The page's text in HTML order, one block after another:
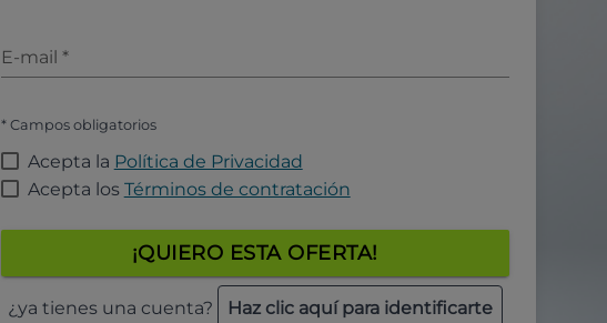
E-mail *
* Campos obligatorios
Acepta la Política de Privacidad
Acepta los Términos de contratación
¡QUIERO ESTA OFERTA!
¿ya tienes una cuenta? Haz clic aquí para identificarte